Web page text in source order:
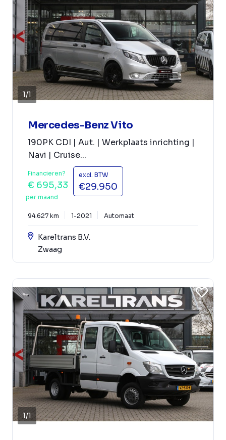
1/1
Mercedes-Benz Vito
190PK CDI | Aut. | Werkplaats inrichting |
Navi | Cruise...
Financieren?
€ 695,33
per maand
excl. BTW
€29.950
94.627 km 1-2021 Automaat
Kareltrans B.V.
Zwaag
1/1